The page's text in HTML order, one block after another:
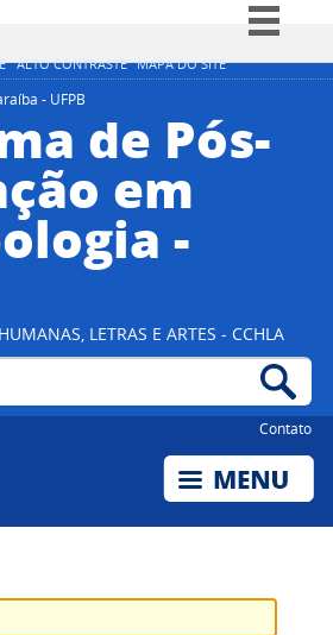
ALTO CONTRASTE MAPA DO SITE
Simplifique!
Participe
Legislação
Canais
- UFPB
de Pós-
em
-
LETRAS E ARTES - CCHLA
Contato